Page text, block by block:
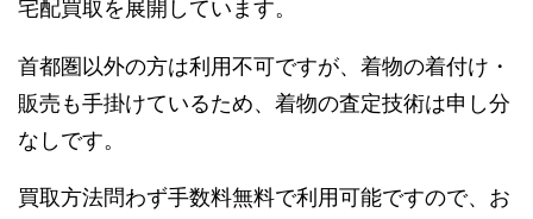
宅配買取を展開しています。
首都圏以外の方は利用不可ですが、着物の着付け・
販売も手掛けているため、着物の査定技術は申し分
なしです。
買取方法問わず手数料無料で利用可能ですので、お